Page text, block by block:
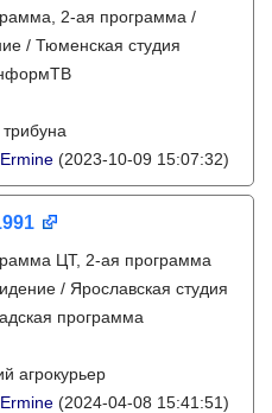
2-ая программа /
/ Тюменская студия
трибуна
(2023-10-09 15:07:32)
ЦТ, 2-ая программа
/ Ярославская студия
программа
агрокурьер
(2024-04-08 15:41:51)